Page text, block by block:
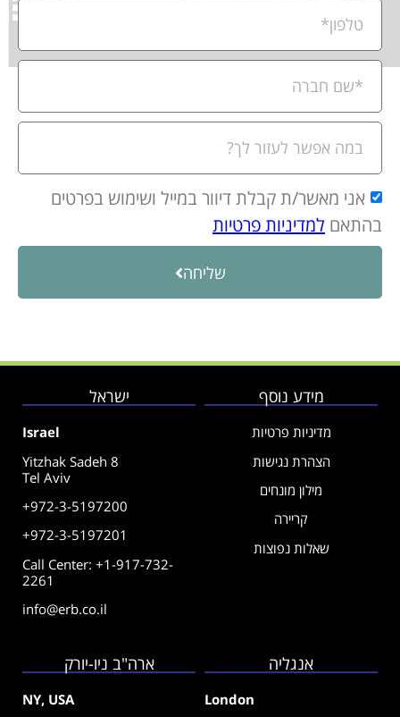
אני מאשר/ת קבלת דיוור במייל ושימוש בפרטים
בהתאם למדיניות פרטיות
שליחה
מידע נוסף
מדיניות פרטיות
הצהרת נגישות
מילון מונחים
קריירה
שאלות נפוצות
ישראל
Israel
Yitzhak Sadeh 8
Tel Aviv
+972-3-5197200
+972-3-5197201
Call Center: +1-917-732-
2261
info@erb.co.il
אנגליה
London
ארה"ב ניו-יורק
NY, USA